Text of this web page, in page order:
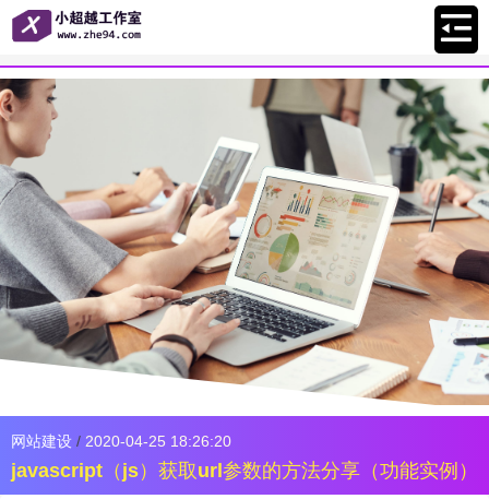
网站建设 / 2020-04-25 18:26:20
javascript（js）获取url参数的方法分享（功能实例）